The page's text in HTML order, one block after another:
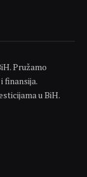
Pružamo
finansija.
u BiH.